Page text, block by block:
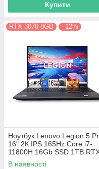
Купити
RTX 3070 8GB –12%
Ноутбук Lenovo Legion 5
16" 2К IPS 165Hz Core i7-
11800H 16Gb SSD 1TB
3070 8GB
В наявності